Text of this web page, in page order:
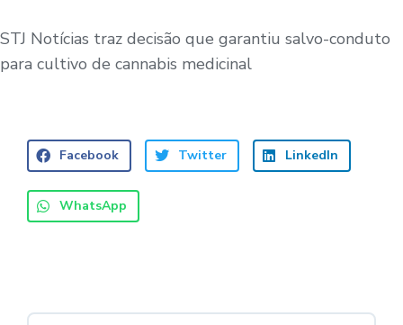
STJ Notícias traz decisão que garantiu salvo-conduto
para cultivo de cannabis medicinal
Facebook Twitter LinkedIn
WhatsApp